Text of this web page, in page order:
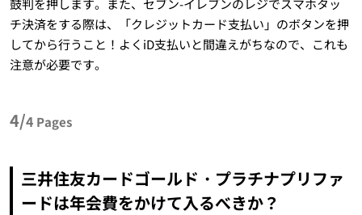
チ決済をする際は、「クレジットカード支払い」のボタンを押
してから行うこと！よくiD支払いと間違えがちなので、これも
注意が必要です。
4/4 Pages
三井住友カードゴールド・プラチナプリファ
ードは年会費をかけて入るべきか？